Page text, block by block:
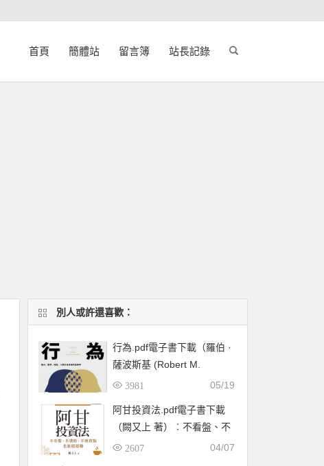
首頁 簡體站 留言簿 站長記錄
別人或許還喜歡：
行為.pdf電子書下載（羅伯 ·
薩波斯基 (Robert M.
Sapolsky) 著）：暴力、競
生物學
3981 05/19
阿甘投資法.pdf電子書下載
（闕又上 著）︰不看盤、不
選股、不挑買點也能穩穩賺
2607 04/07